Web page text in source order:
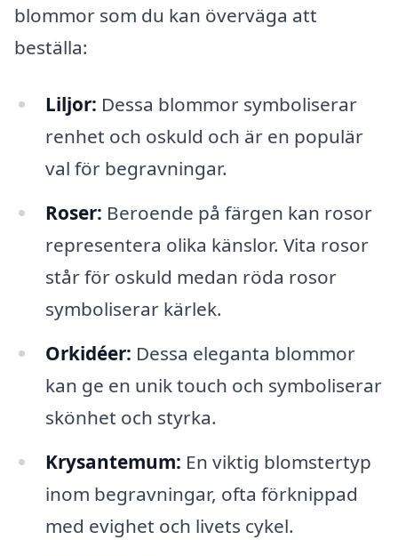
blommor som du kan överväga att
beställa:
Liljor: Dessa blommor symboliserar
renhet och oskuld och är en populär
val för begravningar.
Roser: Beroende på färgen kan rosor
representera olika känslor. Vita rosor
står för oskuld medan röda rosor
symboliserar kärlek.
Orkidéer: Dessa eleganta blommor
kan ge en unik touch och symboliserar
skönhet och styrka.
Krysantemum: En viktig blomstertyp
inom begravningar, ofta förknippad
med evighet och livets cykel.